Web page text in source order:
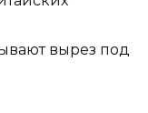
вырез под